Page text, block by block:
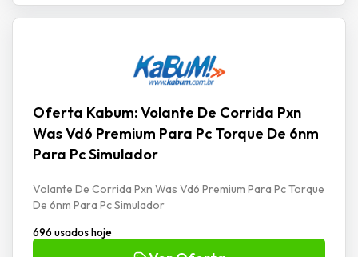
Oferta Kabum: Volante De Corrida Pxn
Was Vd6 Premium Para Pc Torque De 6nm
Para Pc Simulador
Volante De Corrida Pxn Was Vd6 Premium Para Pc Torque
De 6nm Para Pc Simulador
696 usados hoje